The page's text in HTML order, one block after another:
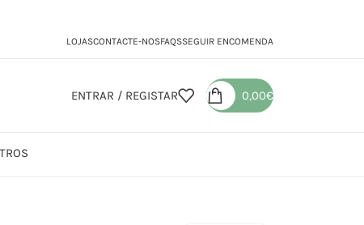
LOJASCONTACTE-NOSFAQSSEGUIR ENCOMENDA
ENTRAR / REGISTAR 0,00€